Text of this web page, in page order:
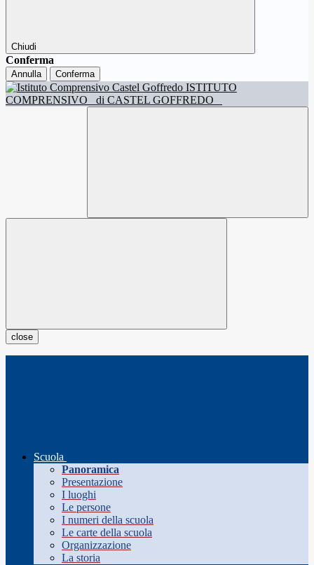
Chiudi
Conferma
Annulla Conferma
ISTITUTO
COMPRENSIVO
di CASTEL GOFFREDO
close
Scuola
Panoramica
Presentazione
I luoghi
Le persone
I numeri della scuola
Le carte della scuola
Organizzazione
La storia